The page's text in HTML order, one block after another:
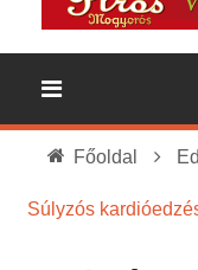
Főoldal
Súlyzós